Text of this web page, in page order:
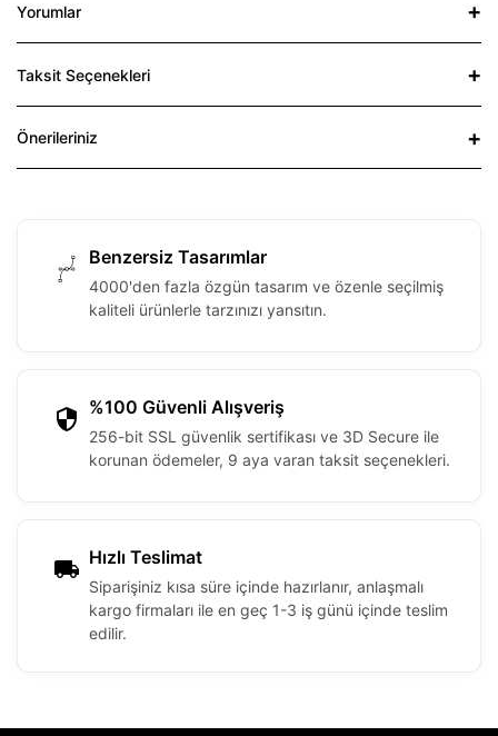
Yorumlar
Taksit Seçenekleri
Önerileriniz
Benzersiz Tasarımlar
4000'den fazla özgün tasarım ve özenle seçilmiş
kaliteli ürünlerle tarzınızı yansıtın.
%100 Güvenli Alışveriş
256-bit SSL güvenlik sertifikası ve 3D Secure ile
korunan ödemeler, 9 aya varan taksit seçenekleri.
Hızlı Teslimat
Siparişiniz kısa süre içinde hazırlanır, anlaşmalı
kargo firmaları ile en geç 1-3 iş günü içinde teslim
edilir.